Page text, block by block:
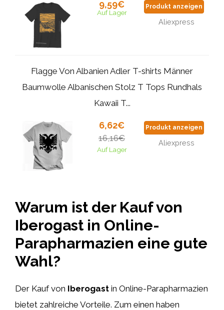
9,59€
Auf Lager
Produkt anzeigen
Aliexpress
Flagge Von Albanien Adler T-shirts Männer
Baumwolle Albanischen Stolz T Tops Rundhals
Kawaii T...
6,62€
16,16€
Auf Lager
Produkt anzeigen
Aliexpress
Warum ist der Kauf von
Iberogast in Online-
Parapharmazien eine gute
Wahl?
Der Kauf von Iberogast in Online-Parapharmazien
bietet zahlreiche Vorteile. Zum einen haben